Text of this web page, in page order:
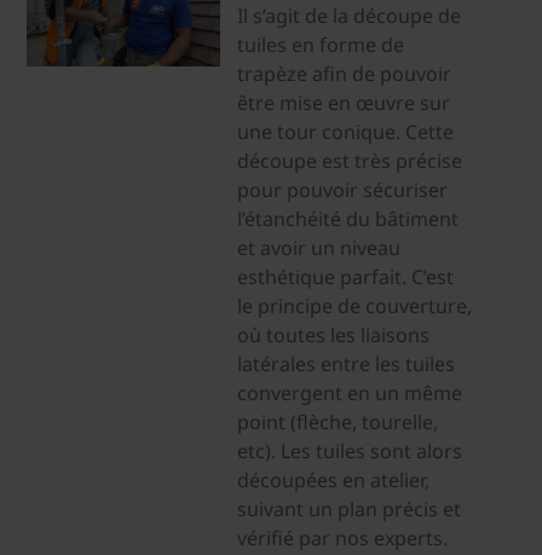
Il s’agit de la découpe de
tuiles en forme de
trapèze afin de pouvoir
être mise en œuvre sur
une tour conique. Cette
découpe est très précise
pour pouvoir sécuriser
l’étanchéité du bâtiment
et avoir un niveau
esthétique parfait. C’est
le principe de couverture,
où toutes les liaisons
latérales entre les tuiles
convergent en un même
point (flèche, tourelle,
etc). Les tuiles sont alors
découpées en atelier,
suivant un plan précis et
vérifié par nos experts.